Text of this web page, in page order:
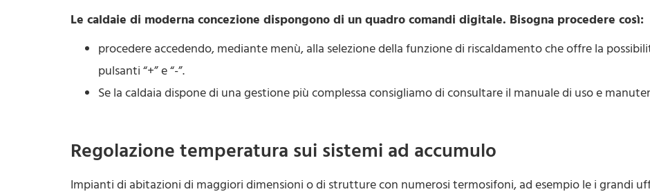
Le caldaie di moderna concezione dispongono di un quadro comandi digitale. Bisogna procedere così:
procedere accedendo, mediante menù, alla selezione della funzione di riscaldamento che offre la
pulsanti “+” e “-”.
Se la caldaia dispone di una gestione più complessa consigliamo di consultare il manuale di uso e
Regolazione temperatura sui sistemi ad accumulo
Impianti di abitazioni di maggiori dimensioni o di strutture con numerosi termosifoni, ad esempio le i grandi